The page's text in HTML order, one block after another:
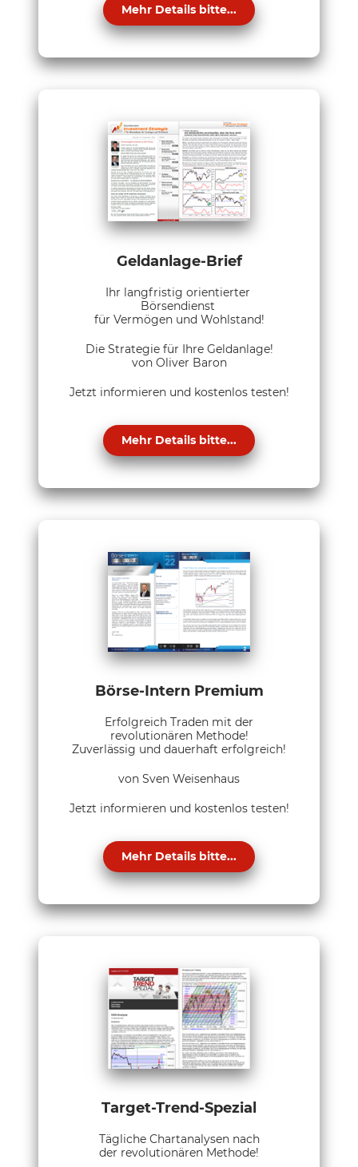
Mehr Details bitte...
Geldanlage-Brief
Ihr langfristig orientierter
Börsendienst
für Vermögen und Wohlstand!
Die Strategie für Ihre Geldanlage!
von Oliver Baron
Jetzt informieren und kostenlos testen!
Mehr Details bitte...
Börse-Intern Premium
Erfolgreich Traden mit der
revolutionären Methode!
Zuverlässig und dauerhaft erfolgreich!
von Sven Weisenhaus
Jetzt informieren und kostenlos testen!
Mehr Details bitte...
Target-Trend-Spezial
Tägliche Chartanalysen nach
der revolutionären Methode!